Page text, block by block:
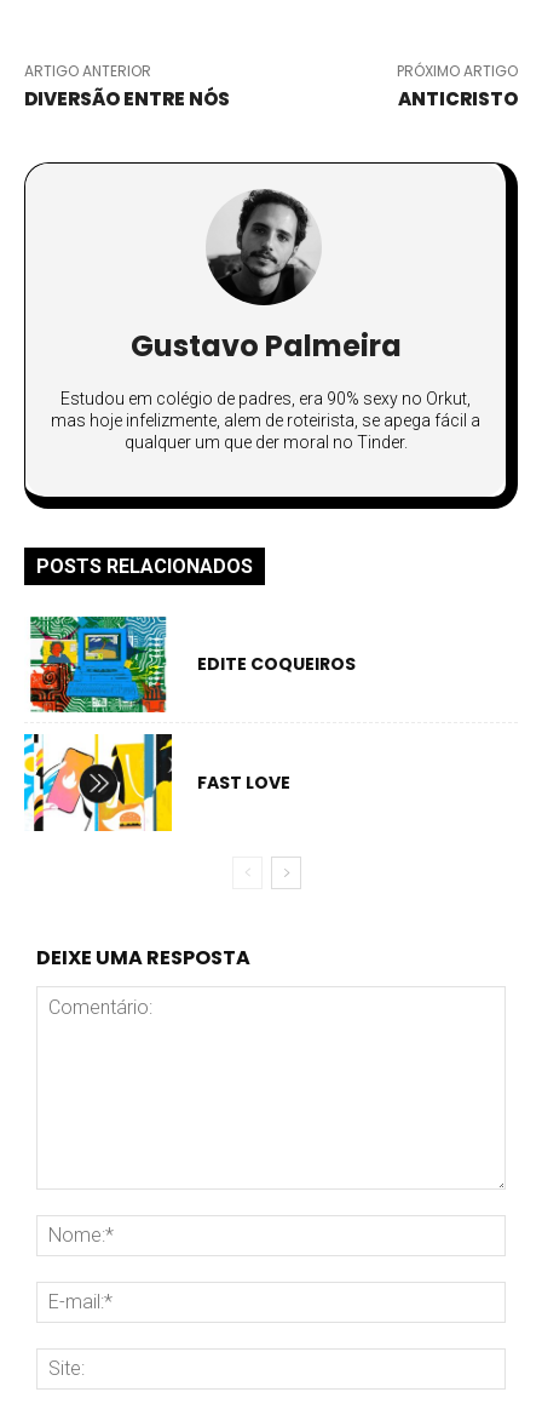
ARTIGO ANTERIOR
DIVERSÃO ENTRE NÓS
PRÓXIMO ARTIGO
ANTICRISTO
Gustavo Palmeira
Estudou em colégio de padres, era 90% sexy no Orkut,
mas hoje infelizmente, alem de roteirista, se apega fácil a
qualquer um que der moral no Tinder.
POSTS RELACIONADOS
EDITE COQUEIROS
FAST LOVE
DEIXE UMA RESPOSTA